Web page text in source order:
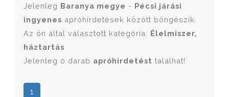
Jelenleg Baranya megye - Pécsi járási
ingyenes apróhirdetések között böngészik.
Az ön által választott kategória: Élelmiszer,
háztartás
Jelenleg 0 darab apróhirdetést találhat!
1